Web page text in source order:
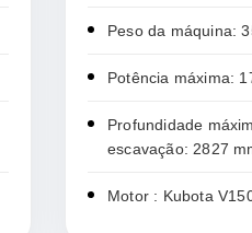
Peso da máquina:
Potência máxima:
Profundidade
escavação: 2827
Motor : Kubota